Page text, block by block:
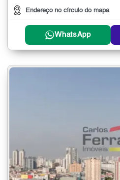
Endereço no círculo do mapa
WhatsApp